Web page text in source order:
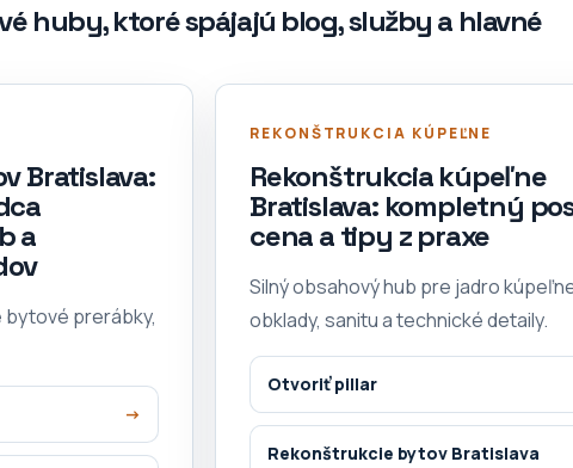
huby, ktoré spájajú blog, služby a hlavné
Bratislava:
a
bytové prerábky,
REKONŠTRUKCIA KÚPEĽNE
Rekonštrukcia kúpeľne
Bratislava: kompletný
cena a tipy z praxe
Silný obsahový hub pre jadro
obklady, sanitu a technické detaily.
Otvoriť pillar
Rekonštrukcie bytov Bratislava